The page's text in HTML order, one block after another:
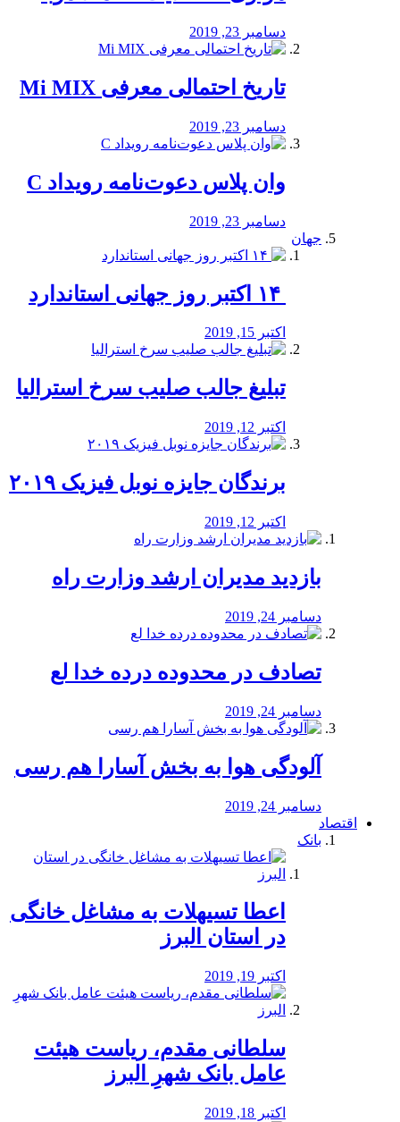
دسامبر 23, 2019
تاریخ احتمالی معرفی Mi MIX
دسامبر 23, 2019
وان پلاس دعوت‌نامه رویداد C
دسامبر 23, 2019
جهان
اکتبر 15, 2019
تبلیغ جالب صلیب سرخ استرالیا
اکتبر 12, 2019
برندگان جایزه نوبل فیزیک ۲۰۱۹
اکتبر 12, 2019
بازدید مدیران ارشد وزارت راه
دسامبر 24, 2019
تصادف در محدوده درده خدا لع
دسامبر 24, 2019
آلودگی هوا به بخش آسارا هم رسی
دسامبر 24, 2019
اقتصاد
بانک
️اعطا تسیهلات به مشاغل خانگی
در استان البرز
اکتبر 19, 2019
سلطانی مقدم، ریاست هیئت
عامل بانک شهرِ البرز
اکتبر 18, 2019